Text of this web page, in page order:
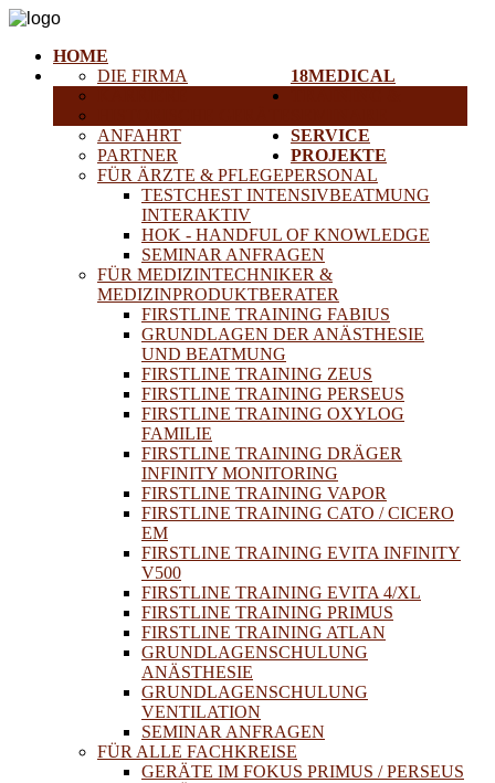
HOME
18MEDICAL
DIE FIRMA
ANFAHRT
PARTNER
FÜR ÄRZTE & PFLEGEPERSONAL
TESTCHEST INTENSIVBEATMUNG
INTERAKTIV
HOK - HANDFUL OF KNOWLEDGE
SEMINAR ANFRAGEN
FÜR MEDIZINTECHNIKER &
MEDIZINPRODUKTBERATER
FIRSTLINE TRAINING FABIUS
GRUNDLAGEN DER ANÄSTHESIE
UND BEATMUNG
FIRSTLINE TRAINING ZEUS
FIRSTLINE TRAINING PERSEUS
FIRSTLINE TRAINING OXYLOG
FAMILIE
FIRSTLINE TRAINING DRÄGER
INFINITY MONITORING
FIRSTLINE TRAINING VAPOR
FIRSTLINE TRAINING CATO / CICERO
EM
FIRSTLINE TRAINING EVITA INFINITY
V500
FIRSTLINE TRAINING EVITA 4/XL
FIRSTLINE TRAINING PRIMUS
FIRSTLINE TRAINING ATLAN
GRUNDLAGENSCHULUNG
ANÄSTHESIE
GRUNDLAGENSCHULUNG
VENTILATION
SEMINAR ANFRAGEN
FÜR ALLE FACHKREISE
GERÄTE IM FOKUS PRIMUS / PERSEUS
SERVICE
PROJEKTE